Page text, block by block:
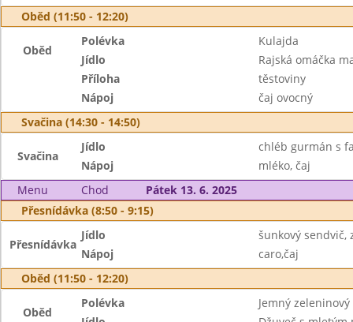
Oběd (11:50 - 12:20)
Oběd
Polévka
Kulajda
Jídlo
Rajská omáčka
Příloha
těstoviny
Nápoj
čaj ovocný
Svačina (14:30 - 14:50)
Svačina
Jídlo
chléb gurmán s
Nápoj
mléko, čaj
Menu
Chod
Pátek 13. 6. 2025
Přesnídávka (8:50 - 9:15)
Přesnídávka
Jídlo
šunkový sendvič,
Nápoj
caro,čaj
Oběd (11:50 - 12:20)
Oběd
Polévka
Jemný